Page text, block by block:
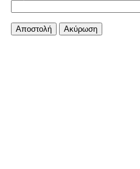
Αποστολή Aκύρωση